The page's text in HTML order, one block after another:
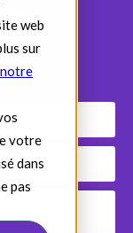
web
sur
notre
votre
dans
pas
(3